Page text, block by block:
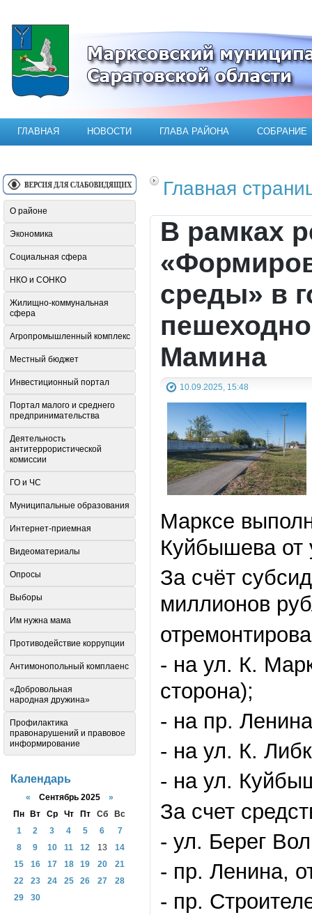
Официальный сайт Марксовского
ГЛАВНАЯ НОВОСТИ ГЛАВА РАЙОНА СОБРАНИЕ
Главная
В рамках
среды» в
Мамина
10.09.2025, 15:48
Марксе
Куйбышева
За счёт
миллионов
- на ул. К.
сторона);
- на пр.
- на ул. К.
- на ул.
За счет
- ул. Берег
- пр. Ленина,
- пр.
О районе
Экономика
Социальная сфера
НКО и СОНКО
Жилищно-коммунальная
сфера
Агропромышленный комплекс
Местный бюджет
Инвестиционный портал
Портал малого и среднего
предпринимательства
Деятельность
антитеррористической
комиссии
ГО и ЧС
Муниципальные образования
Интернет-приемная
Видеоматериалы
Опросы
Выборы
Им нужна мама
Противодействие коррупции
Антимонопольный комплаенс
«Добровольная
народная дружина»
Профилактика
правонарушений и правовое
информирование
Календарь
« Сентябрь 2025 »
Пн
Вт Ср Чт Пт Сб
Вс
1
2 3 4 5 6
7
8
9 10 11 12 13
14
15
16 17 18 19 20
21
22
23 24 25 26 27
28
29
30